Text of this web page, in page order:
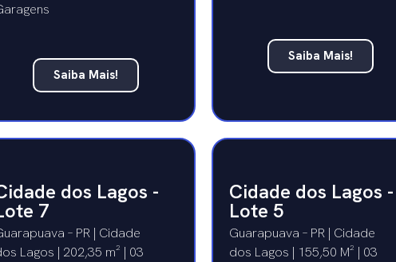
Saiba Mais!
Saiba Mais!
dos Lagos -
7
– PR | Cidade
Lagos | 202,35 m² | 03
Cidade dos Lagos -
Lote 5
Guarapuava – PR | Cidade
dos Lagos | 155,50 M² | 03